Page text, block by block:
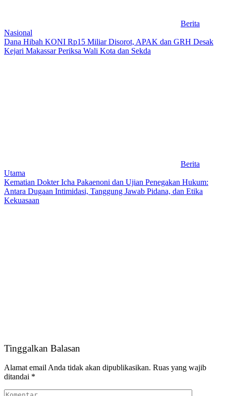
Berita
Nasional
Dana Hibah KONI Rp15 Miliar Disorot, APAK dan GRH Desak
Kejari Makassar Periksa Wali Kota dan Sekda
Berita
Utama
Kematian Dokter Icha Pakaenoni dan Ujian Penegakan Hukum:
Antara Dugaan Intimidasi, Tanggung Jawab Pidana, dan Etika
Kekuasaan
Tinggalkan Balasan
Alamat email Anda tidak akan dipublikasikan. Ruas yang wajib
ditandai *